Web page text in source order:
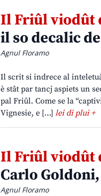
Il Friûl viodût
il so decalic
Agnul Floramo
Il scrit si indrece al
è stât par tancj aspiets un
pal Friûl. Come se la
Vignesie, e […] lei di plui +
Il Friûl viodût
Carlo
Agnul Floramo